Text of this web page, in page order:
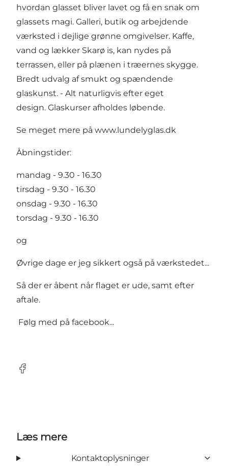
hvordan glasset bliver lavet og få en snak om
glassets magi. Galleri, butik og arbejdende
værksted i dejlige grønne omgivelser. Kaffe,
vand og lækker Skarø is, kan nydes på
terrassen, eller på plænen i træernes skygge.
Bredt udvalg af smukt og spændende
glaskunst. - Alt naturligvis efter eget
design. Glaskurser afholdes løbende.
Se meget mere på www.lundelyglas.dk
Åbningstider:
mandag - 9.30 - 16.30
tirsdag - 9.30 - 16.30
onsdag - 9.30 - 16.30
torsdag - 9.30 - 16.30
og
Øvrige dage er jeg sikkert også på værkstedet...
Så der er åbent når flaget er ude, samt efter
aftale.
Følg med på facebook...
Facebook
Læs mere
Kontaktoplysninger